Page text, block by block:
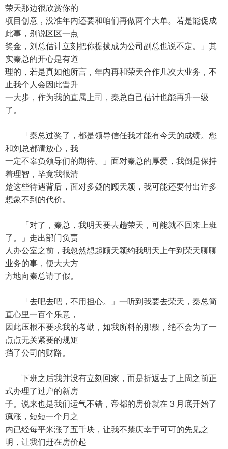
荣天那边很欣赏你的
项目创意，没准年内还要和咱们再做两个大单。若是能促成
此事，别说区区一点
奖金，刘总估计立刻把你提拔成为公司副总也说不定。」其
实秦总的开心是有道
理的，若是真如他所言，年内再和荣天合作几次大业务，不
止我个人会因此晋升
一大步，作为我的直属上司，秦总自己估计也能再升一级
了。
「秦总过奖了，都是领导信任我才能有今天的成绩。您
和刘总都请放心，我
一定不辜负领导们的期待。」面对秦总的厚爱，我倒是保持
着理智，毕竟我很清
楚这些待遇背后，面对多疑的顾天颖，我可能还要付出许多
想象不到的代价。
「对了，秦总，我明天要去趟荣天，可能就不回来上班
了。」走出部门负责
人办公室之前，我忽然想起顾天颖约我明天上午到荣天聊聊
业务的事，便大大方
方地向秦总请了假。
「去吧去吧，不用担心。」一听到我要去荣天，秦总简
直心里一百个乐意，
因此压根不要求我的考勤，如我所料的那般，绝不会为了一
点点无关紧要的规矩
挡了公司的财路。
下班之后我并没有立刻回家，而是折返去了上周之前正
式办理了过户的新房
子。说来也是我们运气不错，帝都的房价就在３月底开始了
疯涨，短短一个月之
内已经每平米涨了五千块，让我不禁庆幸于可可的先见之
明，让我们赶在房价起